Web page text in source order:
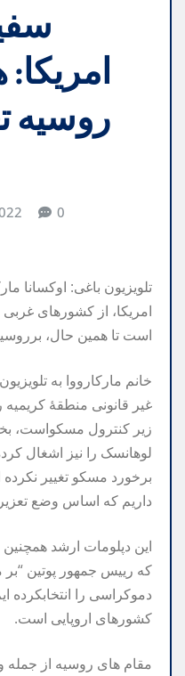
روسیه
0
تلویزیون باغی: اوکسانا
امریکا، از کشور‌های غربی
است تا همین حال، بر
خانم مارکارووا به تلویزیون
غیر قانونی منطقهٔ کریمیه
زیر کنترول مسکواست،
لوهانسک را نیز اشغال
برخورد مسکو تغییر نکرده
داریم که اساس وضع
این دپلومات ارشد همچنین
که رییس جمهور پوتین “بر
دموکراسی را انتخابکرده
کشور‌های اروپایی است.
مقام های روسیه از جمله